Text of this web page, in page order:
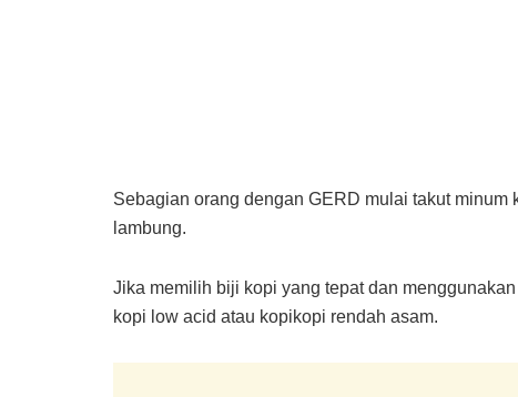
Sebagian orang dengan GERD mulai takut
lambung.
Jika memilih biji kopi yang tepat dan
kopi low acid atau kopikopi rendah asam.